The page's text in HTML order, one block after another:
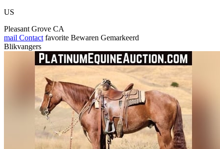
US
Pleasant Grove CA
mail Contact favorite Bewaren Gemarkeerd
Blikvangers